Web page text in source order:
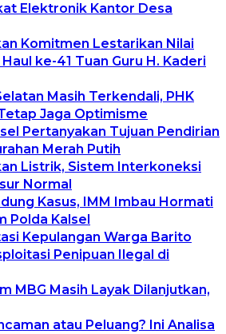
Elektronik Kantor Desa
Komitmen Lestarikan Nilai
ke-41 Tuan Guru H. Kaderi
Masih Terkendali, PHK
Jaga Optimisme
Pertanyakan Tujuan Pendirian
Merah Putih
Listrik, Sistem Interkoneksi
Normal
Kasus, IMM Imbau Hormati
Polda Kalsel
Kepulangan Warga Barito
Penipuan Ilegal di
MBG Masih Layak Dilanjutkan,
atau Peluang? Ini Analisa